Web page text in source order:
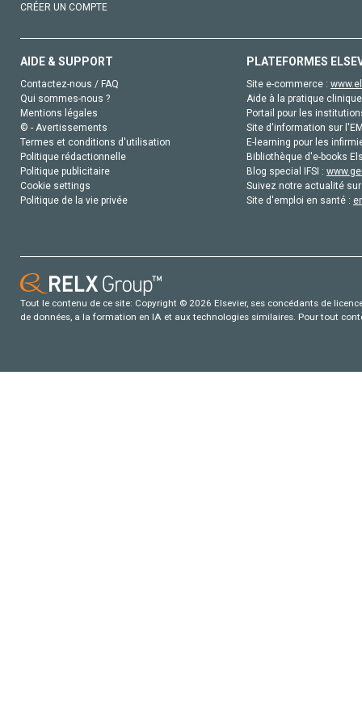
CRÉER UN COMPTE
AIDE & SUPPORT
Contactez-nous / FAQ
Qui sommes-nous ?
Mentions légales
© - Avertissements
Termes et conditions d'utilisation
Politique rédactionnelle
Politique publicitaire
Cookie settings
Politique de la vie privée
PLATEFORMES
Site e-commerce :
Aide à la pratique
Portail pour les
Site d'information sur
E-learning pour les
Bibliothèque d'e-books
Blog special IFSI :
Suivez notre actualité
Site d'emploi en santé :
Tout le contenu de ce site: Copyright © 2026 Elsevier, ses concédants de
de données, a la formation en IA et aux technologies similaires. Pour tout